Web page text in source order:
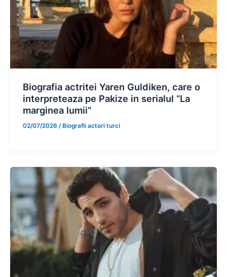
Biografia actritei Yaren Guldiken, care o
interpreteaza pe Pakize in serialul “La
marginea lumii”
02/07/2026 /Biografii actori turci